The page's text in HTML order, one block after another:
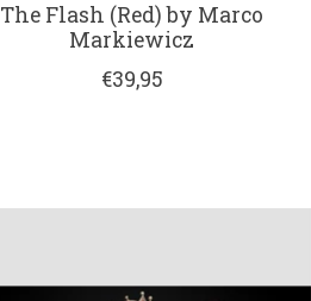
The Flash (Red) by Marco
Markiewicz
€39,95